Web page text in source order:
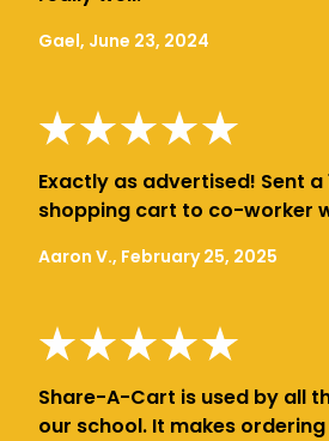
Gael, June 23, 2024
Exactly as advertised! Sent
shopping cart to co-worker
Aaron V., February 25, 2025
Share-A-Cart is used by all
our school. It makes